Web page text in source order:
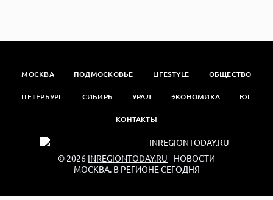
МОСКВА ПОДМОСКОВЬЕ LIFESTYLE ОБЩЕСТВО
ПЕТЕРБУРГ СИБИРЬ УРАЛ ЭКОНОМИКА ЮГ
КОНТАКТЫ
© 2026 INREGIONTODAY.RU - НОВОСТИ
МОСКВА. В РЕГИОНЕ СЕГОДНЯ